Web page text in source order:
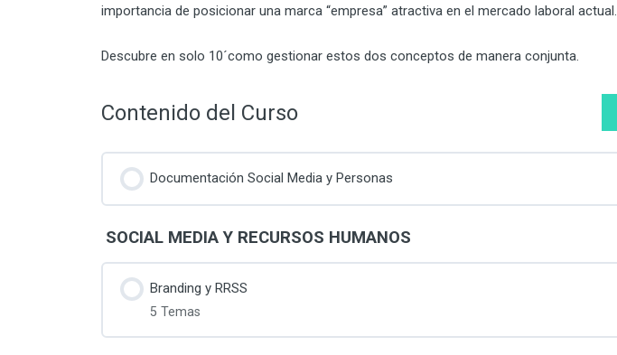
importancia de posicionar una marca “empresa” atractiva en el mercado laboral actual.
Descubre en solo 10´como gestionar estos dos conceptos de manera conjunta.
Contenido del Curso
Documentación Social Media y Personas
SOCIAL MEDIA Y RECURSOS HUMANOS
Branding y RRSS
5 Temas